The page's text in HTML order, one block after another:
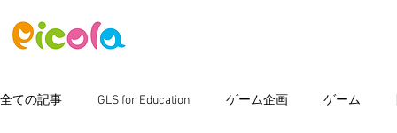
全ての記事 GLS for Education ゲーム企画 ゲーム